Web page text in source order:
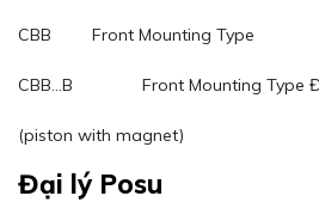
CBB Front Mounting Type
CBB…B Front Mounting Type
(piston with magnet)
Đại lý Posu